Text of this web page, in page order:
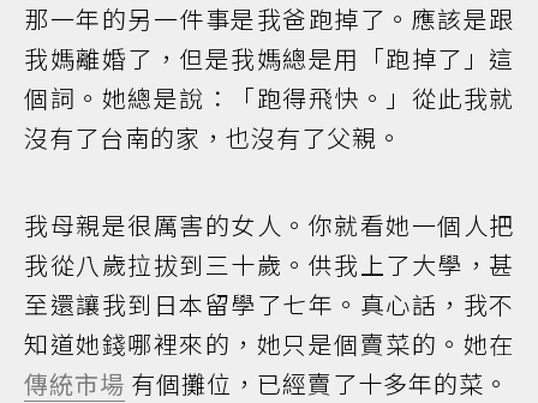
那一年的另一件事是我爸跑掉了。應該是跟
我媽離婚了，但是我媽總是用「跑掉了」這
個詞。她總是說：「跑得飛快。」從此我就
沒有了台南的家，也沒有了父親。
我母親是很厲害的女人。你就看她一個人把
我從八歲拉拔到三十歲。供我上了大學，甚
至還讓我到日本留學了七年。真心話，我不
知道她錢哪裡來的，她只是個賣菜的。她在
傳統市場 有個攤位，已經賣了十多年的菜。